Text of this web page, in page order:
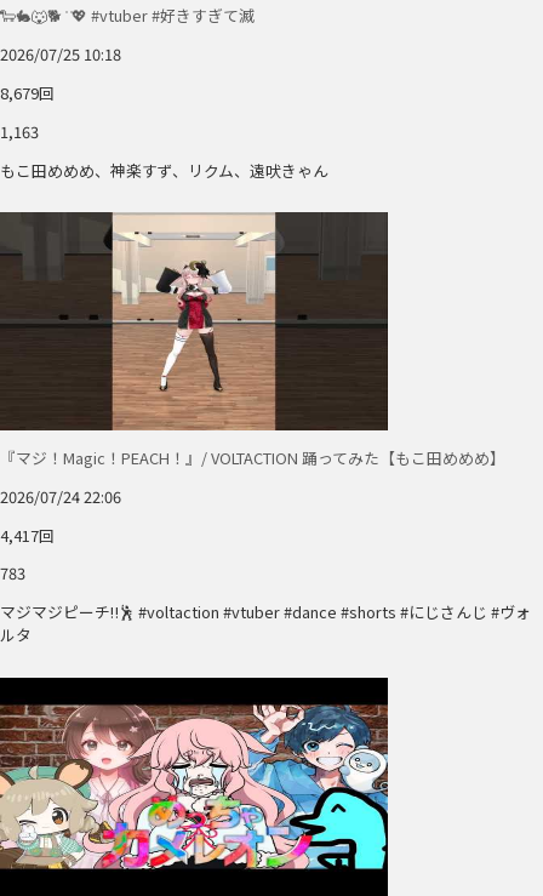
🐑🐇🐺🐕 ͗ ͗💖 #vtuber #好きすぎて滅
2026/07/25 10:18
8,679回
1,163
もこ田めめめ、神楽すず、リクム、遠吠きゃん
『マジ！Magic！PEACH！』/ VOLTACTION 踊ってみた【もこ田めめめ】
2026/07/24 22:06
4,417回
783
マジマジピーチ‼️🕺 #voltaction #vtuber #dance #shorts #にじさんじ #ヴォ
ルタ